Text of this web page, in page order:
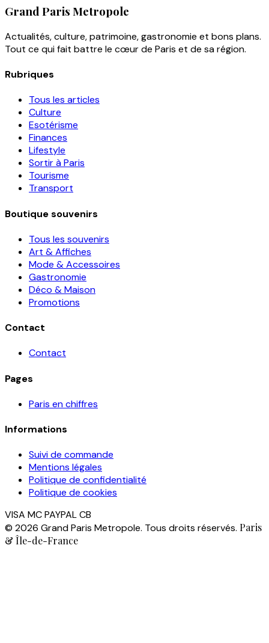
Grand Paris Metropole
Actualités, culture, patrimoine, gastronomie et bons plans.
Tout ce qui fait battre le cœur de Paris et de sa région.
Rubriques
Tous les articles
Culture
Esotérisme
Finances
Lifestyle
Sortir à Paris
Tourisme
Transport
Boutique souvenirs
Tous les souvenirs
Art & Affiches
Mode & Accessoires
Gastronomie
Déco & Maison
Promotions
Contact
Contact
Pages
Paris en chiffres
Informations
Suivi de commande
Mentions légales
Politique de confidentialité
Politique de cookies
VISA MCPAYPALCB
© 2026 Grand Paris Metropole. Tous droits réservés. Paris
& Île-de-France